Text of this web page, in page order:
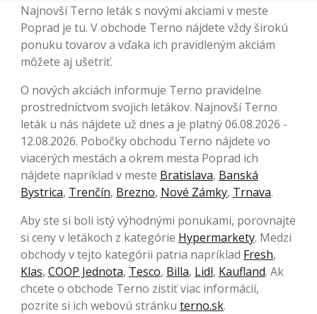
Najnovší Terno leták s novými akciami v meste
Poprad je tu. V obchode Terno nájdete vždy širokú
ponuku tovarov a vďaka ich pravidleným akciám
môžete aj ušetriť.
O nových akciách informuje Terno pravidelne
prostredníctvom svojich letákov. Najnovší Terno
leták u nás nájdete už dnes a je platný 06.08.2026 -
12.08.2026. Pobočky obchodu Terno nájdete vo
viacerých mestách a okrem mesta Poprad ich
nájdete napríklad v meste Bratislava, Banská
Bystrica, Trenčín, Brezno, Nové Zámky, Trnava.
Aby ste si boli istý výhodnými ponukami, porovnajte
si ceny v letákoch z kategórie Hypermarkety. Medzi
obchody v tejto kategórii patria napríklad Fresh,
Klas, COOP Jednota, Tesco, Billa, Lidl, Kaufland. Ak
chcete o obchode Terno zistiť viac informácií,
pozrite si ich webovú stránku terno.sk.